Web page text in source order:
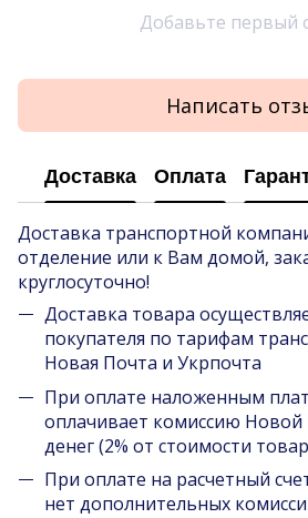
Добавьте первый
Написать
Доставка Оплата
Доставка транспортной
отделение или к Вам домой,
круглосуточно!
Доставка товара
покупателя по тарифам
Новая Почта и Укрпочта
При оплате наложенным
оплачивает комиссию
денег (2% от стоимости
При оплате на расчетный
нет дополнительных